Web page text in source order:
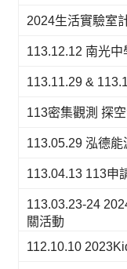
2024生活實驗室
113.12.12 南光中
113.11.29 &
113密集觀測 探
113.05.29 泓德
113.04.13 113申
113.03.23-24
關活動
112.10.10